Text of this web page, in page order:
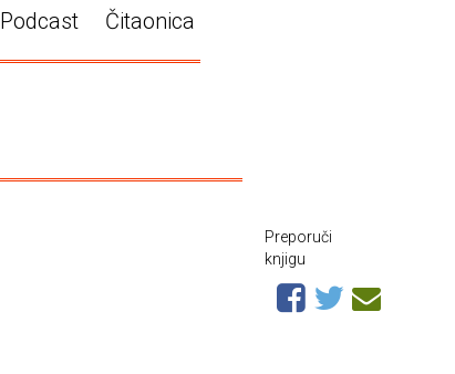
Podcast Čitaonica
Preporuči
knjigu